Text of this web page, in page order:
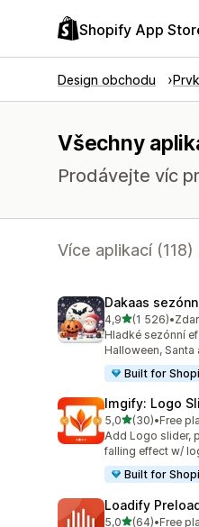
Shopify App
Design obchodu
Všechny
Prodávejte víc
Více aplikací (118)
Dakaas
4,9z 5 hvězd
(1 526)
Celkový počet
•
Hladké sezónní
Halloween, Santa
Built for
Imgify: Logo
5,0z 5 hvězd
(30)
Celkový počet
•Free
Add Logo slider,
falling effect w/
Built for
Loadify
5,0z 5 hvězd
(64)•Free